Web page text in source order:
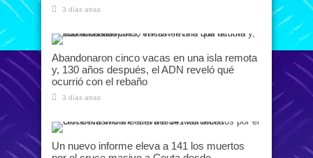
3 días atras
Abandonaron cinco vacas en una isla remota
y, 130 años después, el ADN reveló qué
ocurrió con el rebaño
3 días atras
Un nuevo informe eleva a 141 los muertos